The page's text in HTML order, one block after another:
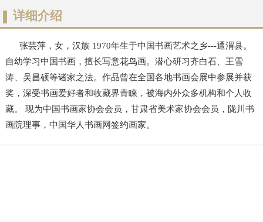
详细介绍
张芸萍，女，汉族 1970年生于中国书画艺术之乡---通渭县。
自幼学习中国书画，擅长写意花鸟画。潜心研习齐白石、王雪
涛、吴昌硕等诸家之法。作品曾在全国各地书画会展中参展并获
奖，深受书画爱好者和收藏界青睐，被海内外众多机构和个人收
藏。 现为中国书画家协会会员，甘肃省美术家协会会员，陇川书
画院理事，中国华人书画网签约画家。